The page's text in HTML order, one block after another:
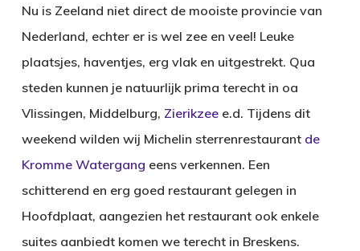
Nu is Zeeland niet direct de mooiste provincie van
Nederland, echter er is wel zee en veel! Leuke
plaatsjes, haventjes, erg vlak en uitgestrekt. Qua
steden kunnen je natuurlijk prima terecht in oa
Vlissingen, Middelburg, Zierikzeee.d. Tijdens dit
weekend wilden wij Michelin sterrenrestaurant de
Kromme Watergang eens verkennen. Een
schitterend en erg goed restaurant gelegen in
Hoofdplaat, aangezien het restaurant ook enkele
suites aanbiedt komen we terecht in Breskens.